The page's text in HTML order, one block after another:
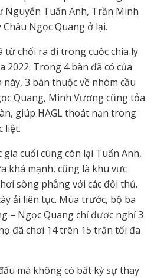
Tuấn Anh, Trần Minh
Ngọc Quang ở lại.
từ chối ra đi trong cuộc chia ly
2022. Trong 4 bàn đã có của
này, 3 bàn thuộc về nhóm cầu
Quang, Minh Vương cũng tỏa
giúp HAGL thoát nạn trong
liệt.
cuối cùng còn lại Tuấn Anh,
khá mạnh, cũng là khu vực
sòng phẳng với các đối thủ.
ải liên tục. Mùa trước, bộ ba
– Ngọc Quang chỉ được nghỉ 3
đã chơi 14 trên 15 trận tối đa
mà không có bất kỳ sự thay